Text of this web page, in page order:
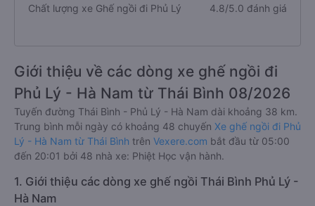
Chất lượng xe Ghế ngồi đi Phủ Lý 4.8/5.0 đánh giá
Giới thiệu về các dòng xe ghế ngồi đi
Phủ Lý - Hà Nam từ Thái Bình 08/2026
Tuyến đường Thái Bình - Phủ Lý - Hà Nam dài khoảng 38 km.
Trung bình mỗi ngày có khoảng 48 chuyến Xe ghế ngồi đi Phủ
Lý - Hà Nam từ Thái Bình trên Vexere.com bắt đầu từ 05:00
đến 20:01 bởi 48 nhà xe: Phiệt Học vận hành.
1. Giới thiệu các dòng xe ghế ngồi Thái Bình Phủ Lý -
Hà Nam